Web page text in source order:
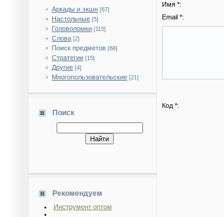
Аркады и экшн [67]
Настольные [5]
Головоломки [115]
Слова [2]
Поиск предметов [68]
Стратегии [15]
Другие [4]
Многопользовательские [21]
Поиск
Рекомендуем
Инструмент оптом
Имя *:
Email *:
Код *: